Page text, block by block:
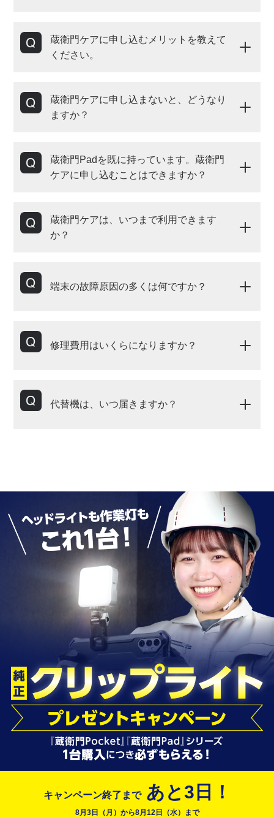
蔵衛門ケアに申し込むメリットを教えて
ください。
蔵衛門ケアに申し込まないと、どうなり
ますか？
蔵衛門Padを既に持っています。蔵衛門
ケアに申し込むことはできますか？
蔵衛門ケアは、いつまで利用できます
か？
端末の故障原因の多くは何ですか？
修理費用はいくらになりますか？
代替機は、いつ届きますか？
キャンペーン終了まであと3 日！
8月3日（月）から8月12日（水）まで